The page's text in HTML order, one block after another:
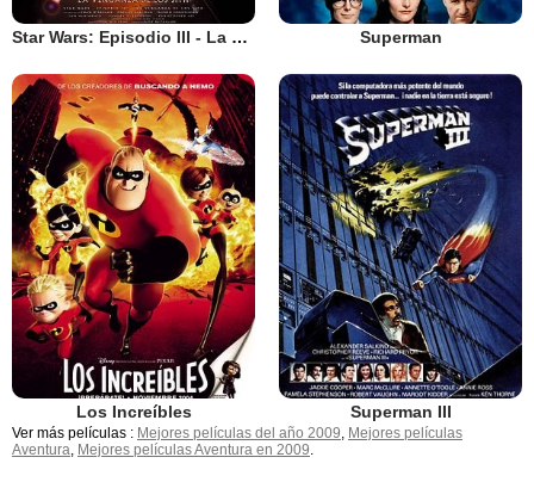
Star Wars: Episodio III - La venganza de los Sith Superman
Los Increíbles Superman III
Ver más películas : Mejores películas del año 2009, Mejores películas
Aventura, Mejores películas Aventura en 2009.